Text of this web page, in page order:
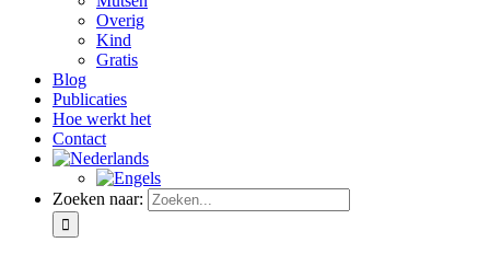
Overig
Kind
Gratis
Blog
Publicaties
Hoe werkt het
Contact
Zoeken naar: